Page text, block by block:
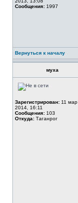
Сообщения: 1997
Вернуться к началу
муха
Зарегистрирован: 11 мар
2014, 16:11
Сообщения: 103
Откуда: Таганрог